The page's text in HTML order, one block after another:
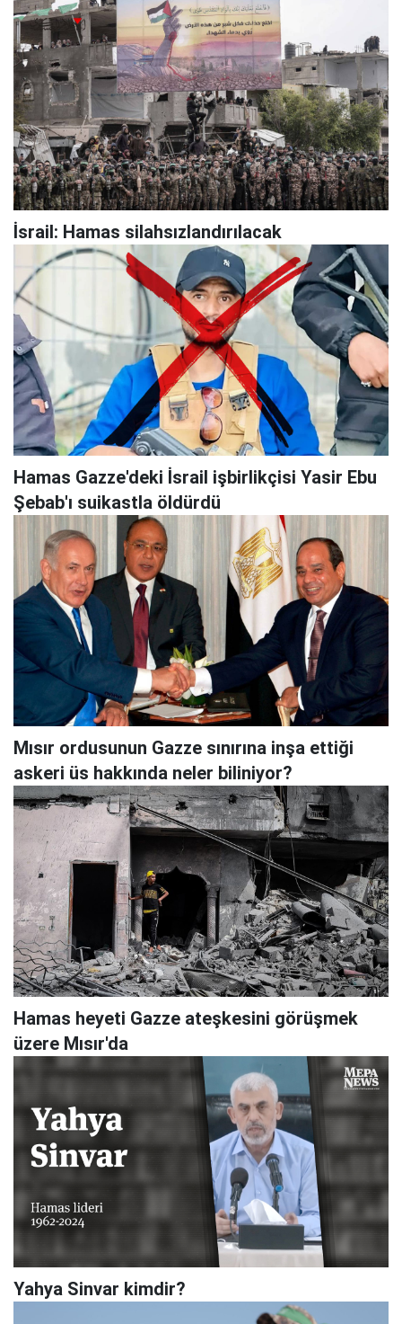
İsrail: Hamas silahsızlandırılacak
Hamas Gazze'deki İsrail işbirlikçisi Yasir Ebu
Şebab'ı suikastla öldürdü
Mısır ordusunun Gazze sınırına inşa ettiği
askeri üs hakkında neler biliniyor?
Hamas heyeti Gazze ateşkesini görüşmek
üzere Mısır'da
Yahya Sinvar kimdir?